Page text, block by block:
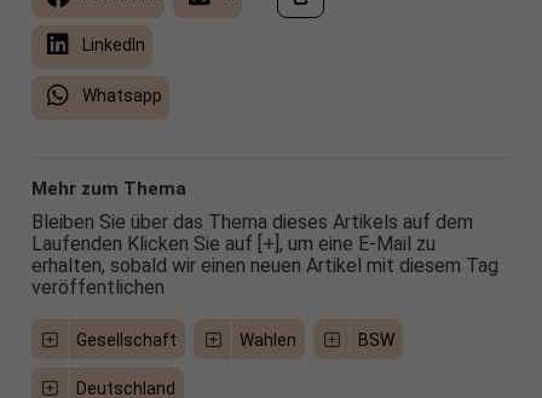
LinkedIn
Whatsapp
Mehr zum Thema
Bleiben Sie über das Thema dieses Artikels auf dem
Laufenden Klicken Sie auf [+], um eine E-Mail zu
erhalten, sobald wir einen neuen Artikel mit diesem Tag
veröffentlichen
Gesellschaft Wahlen BSW
Deutschland